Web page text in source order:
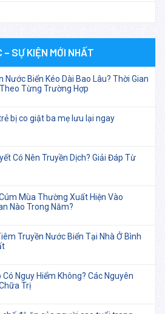
– SỰ KIỆN MỚI NHẤT
Nước Biển Kéo Dài Bao Lâu? Thời Gian
Từng Trường Hợp
bị co giật ba mẹ lưu lại ngay
Có Nên Truyền Dịch? Giải Đáp Từ
Mùa Thường Xuất Hiện Vào
Nào Trong Năm?
Truyền Nước Biển Tại Nhà Ở Bình
Nguy Hiểm Không? Các Nguyên
Trị